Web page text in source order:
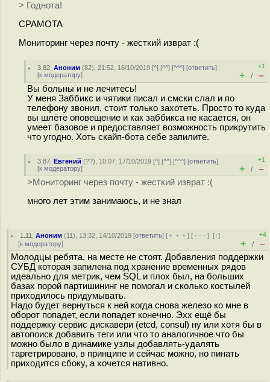
> Годнота!
CPAMOTA
Мониторинг через почту - жесткий изврат :(
3.82 ,Аноним (82), 21:52, 16/10/2019 [^] [^^] [^^^] [ответить]
[к модератору]
+1
+ / –
Вы больны и не лечитесь!
У меня Заббикс и чятики писал и смски слал и по
телефону звонил, стоит только захотеть. Просто то куда
вы шлёте оповещение и как заббикса не касается, он
умеет базовое и предоставляет возможность прикрутить
что угодно. Хоть скайп-бота себе запилите.
3.87 ,Евгений (??), 10:07, 17/10/2019 [^] [^^] [^^^] [ответить]
[к модератору]
+1
+ / –
>Мониторинг через почту - жесткий изврат :(
много лет этим занимаюсь, и не знал
1.11 ,Аноним (11), 13:32, 14/10/2019 [ответить] [ ﹢﹢﹢] [ · · ·][↑]
[к модератору]
+4
+ / –
Молодцы ребята, на месте не стоят. Добавления поддержки
СУБД которая запилена под хранение временных рядов
идеально для метрик, чем SQL и плох был, на больших
базах порой партишининг не помогал и сколько костылей
приходилось придумывать.
Надо будет вернуться к ней когда снова железо ко мне в
оборот попадет, если попадет конечно. Эхх ещё бы
поддержку сервис дискавери (etcd, consul) ну или хотя бы в
автопоиск добавить теги или что то аналогичное что бы
можно было в динамике узлы добавлять-удалять
таргетрировано, в принципе и сейчас можно, но пинать
приходится сбоку, а хочется нативно.